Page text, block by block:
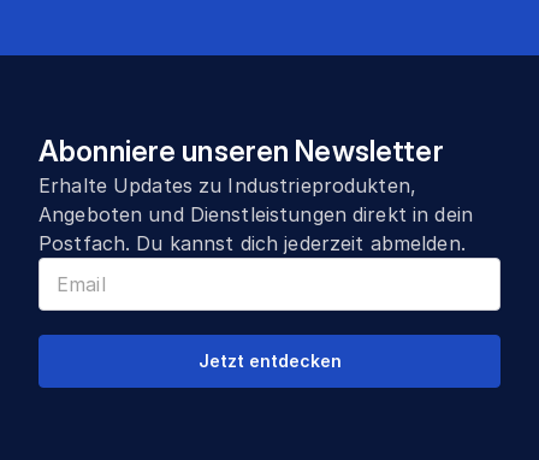
Abonniere unseren Newsletter
Erhalte Updates zu Industrieprodukten,
Angeboten und Dienstleistungen direkt in dein
Postfach. Du kannst dich jederzeit abmelden.
Jetzt entdecken